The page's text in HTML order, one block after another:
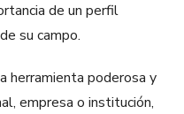
de un perfil
su campo.
herramienta poderosa y
empresa o institución,